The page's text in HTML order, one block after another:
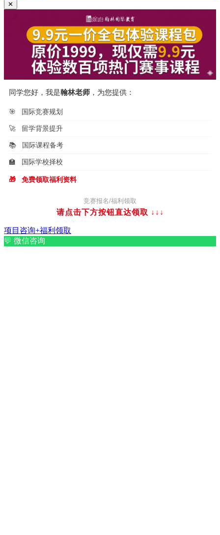
✕
同学您好，我是翰林老师 ，为您提供：
🎯 国际竞赛规划
🚀 留学背景提升
📚 国际课程备考
🏫 国际学校择校
🎁 免费领取福利资料
竞赛报名/福利领取
请点击下方按钮直达领取 ↓↓↓
项目咨询+福利领取
💬 微信咨询